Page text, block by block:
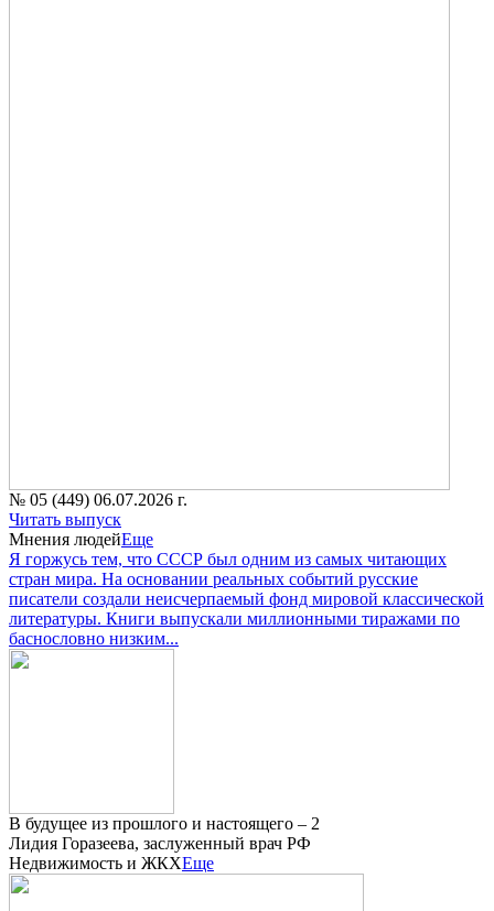
№ 05 (449) 06.07.2026 г.
Читать выпуск
Мнения людейЕще
Я горжусь тем, что СССР был одним из самых читающих
стран мира. На основании реальных событий русские
писатели создали неисчерпаемый фонд мировой классической
литературы. Книги выпускали миллионными тиражами по
баснословно низким...
В будущее из прошлого и настоящего – 2
Лидия Горазеева, заслуженный врач РФ
Недвижимость и ЖКХЕще